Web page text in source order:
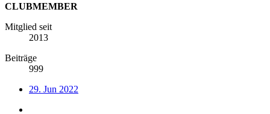
CLUBMEMBER
Mitglied seit
2013
Beiträge
999
29. Jun 2022